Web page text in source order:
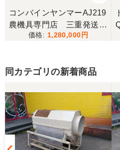
三重県／
当方の要望に対して、素
スタッフの鈴木さんが
対応頂きました。 あり
が、今後も農機具を買
ようと思います。
コンバインヤンマーAJ219
農機具専門店 三重発送整
備済み
1,280,000
同カテゴリの新着商品